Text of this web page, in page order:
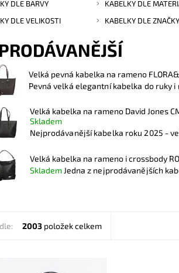
DLE BARVY KABELKY DLE
DLE VELIKOSTI
KABELKY DLE ZNAČKY
Velká pevná kabelka na rameno
Pevná velká elegantní kabelka do ruky i
Velká kabelka na rameno David Jones
Skladem
Nejprodávanější kabelka roku 2025 -
Velká kabelka na rameno i crossbody
Skladem Jedna z nejprodávanějších
2003položek celkem